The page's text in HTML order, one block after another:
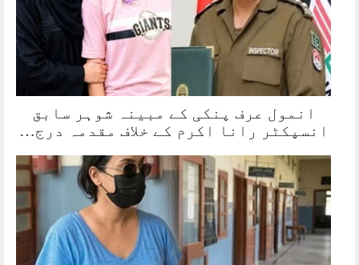
انمول عرف پنکی کے مبینہ شوہر سابق
انسپکٹر رانا اکرم کے خلاف مقدمہ درج…